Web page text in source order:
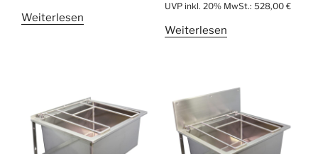
Weiterlesen
UVP inkl. 20% MwSt.: 528,00 €
Weiterlesen